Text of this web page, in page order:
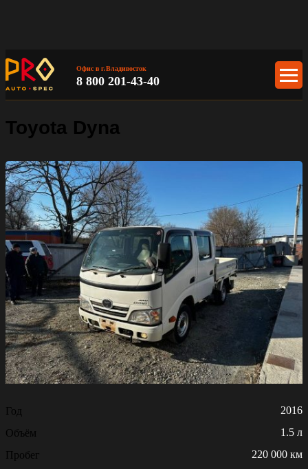
Офис в г.Владивосток
8 800 201-43-40
Toyota Dyna
Год
2016
Объём
1.5 л
Пробег
220 000 км